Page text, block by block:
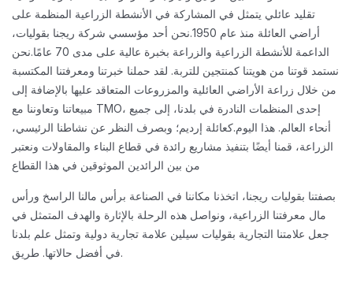
تقليد عائلي يتمثل في المشاركة في الأنشطة الزراعية المنظمة على
أراضي العائلة منذ عام 1950.
نحن أحد مؤسسي شركة ريجنا بقوليات،
الداعمة للأنشطة الزراعية والزراعة بخبرة عالية على مدى 70 عامًا.
نحن
نستمد قوتنا من هويتنا كمنتجين للتربة. لقد حملنا خبرتنا ومعرفتنا المكتسبة
من خلال زراعة الأراضي العائلية والمزروعات المتعاقد عليها بالإضافة إلى
مبيعاتنا وتعاوننا مع TMO، إحدى المنظمات النادرة في بلدنا، إلى جميع
أنحاء العالم. هذا اليوم.كعائلة إرديم؛ وبصرف النظر عن نشاطنا الرئيسي،
الزراعة، قمنا أيضًا بتنفيذ مشاريع رائدة في قطاع البناء والمقاولات ونعتبر
من بين الرائدين الموثوقين في هذا القطاع
بصفتنا بقوليات ريجنا، اتخذنا مكاننا في الصناعة برأس مالنا الراسخ ورأس
مال معرفتنا الزراعية، ونواصل هذه الرحلة بالإثارة والهدف المتمثل في
جعل علامتنا التجارية بقوليات سيلين علامة تجارية دولية وتمثل علم بلدنا
في أفضل حالاتها. طريق.